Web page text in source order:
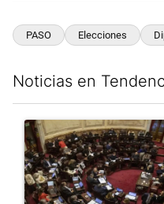
PASO Elecciones
Noticias en
Un artículo de tendencia